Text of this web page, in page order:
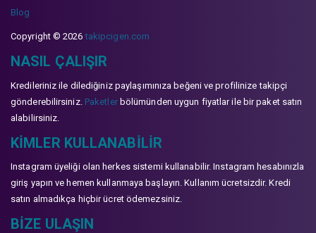
Blog
Copyright © 2026takipcigen.com
NASIL ÇALIŞIR
Kredileriniz ile dilediğiniz paylaşımınıza beğeni ve profilinize takipçi
gönderebilirsiniz. Paketlerbölümünden uygun fiyatlar ile bir paket satın
alabilirsiniz.
KIMLER KULLANABILIR
Instagram üyeliği olan herkes sistemi kullanabilir. Instagram hesabınızla
giriş yapın ve hemen kullanmaya başlayın. Kullanım ücretsizdir. Kredi
satın almadıkça hiçbir ücret ödemezsiniz.
BIZE ULAŞIN